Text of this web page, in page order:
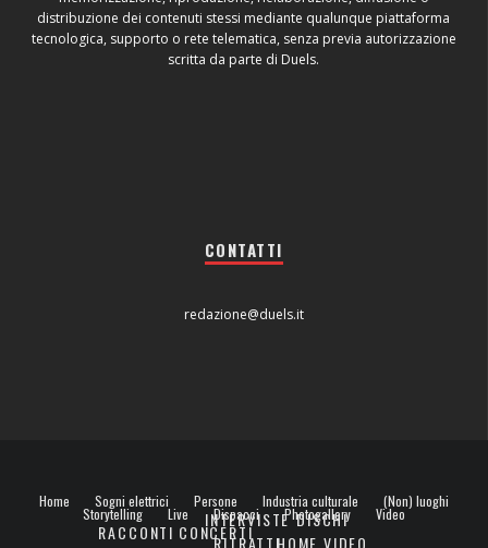
distribuzione dei contenuti stessi mediante qualunque piattaforma
tecnologica, supporto o rete telematica, senza previa autorizzazione
scritta da parte di Duels.
CONTATTI
redazione@duels.it
Home Sogni elettrici Persone
INTERVISTE
Industria culturale
DISCHI
(Non) luoghi
Storytelling
RACCONTI
Live
CONCERTI
Dispacci Photogallery Video